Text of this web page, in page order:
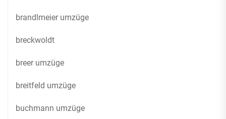
brandlmeier umzüge
breckwoldt
breer umzüge
breitfeld umzüge
buchmann umzüge